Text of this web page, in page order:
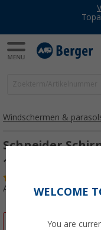
Windschermen &
Schneider
180 x 120 cm
Artikelnr: 887601
WELCOME
You are